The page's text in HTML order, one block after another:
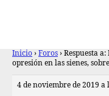
Inicio › Foros › Respuesta
opresión en las sienes,
4 de noviembre de 2019 a